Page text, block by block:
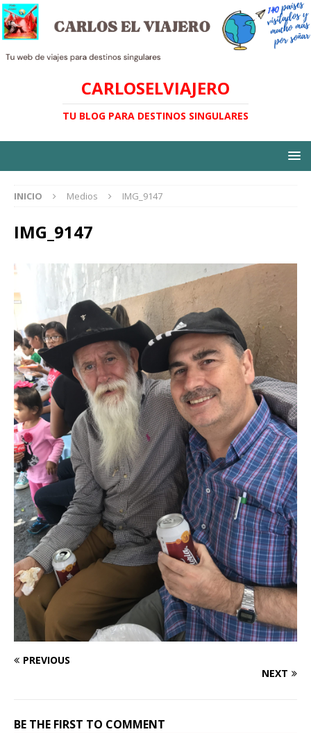
CARLOSELVIAJERO
TU BLOG PARA DESTINOS SINGULARES
INICIO Medios IMG_9147
IMG_9147
PREVIOUS
NEXT
BE THE FIRST TO COMMENT